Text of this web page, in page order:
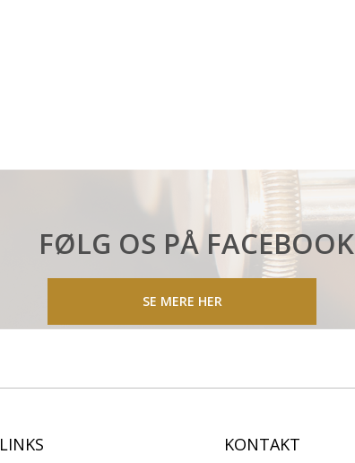
FØLG OS PÅ FACEBOOK
SE MERE HER
LINKS KONTAKT